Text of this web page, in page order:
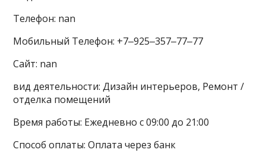
Телефон: nan
Мобильный Телефон: +7‒925‒357‒77‒77
Сайт: nan
вид деятельности: Дизайн интерьеров, Ремонт /
отделка помещений
Время работы: Ежедневно с 09:00 до 21:00
Способ оплаты: Оплата через банк